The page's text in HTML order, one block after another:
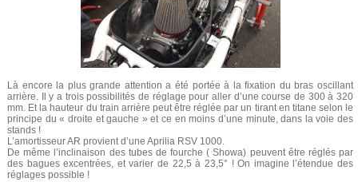
Là encore la plus grande attention a été portée à la fixation du bras oscillant
arrière. Il y a trois possibilités de réglage pour aller d’une course de 300 à 320
mm. Et la hauteur du train arrière peut être réglée par un tirant en titane selon le
principe du « droite et gauche » et ce en moins d’une minute, dans la voie des
stands !
L’amortisseur AR provient d’une Aprilia RSV 1000.
De même l’inclinaison des tubes de fourche ( Showa) peuvent être réglés par
des bagues excentrées, et varier de 22,5 à 23,5° ! On imagine l’étendue des
réglages possible !